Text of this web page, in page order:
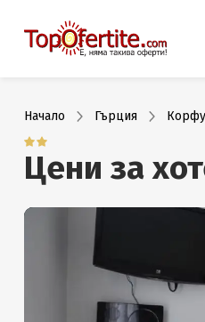
Начало Гърция Корфу
Цени за